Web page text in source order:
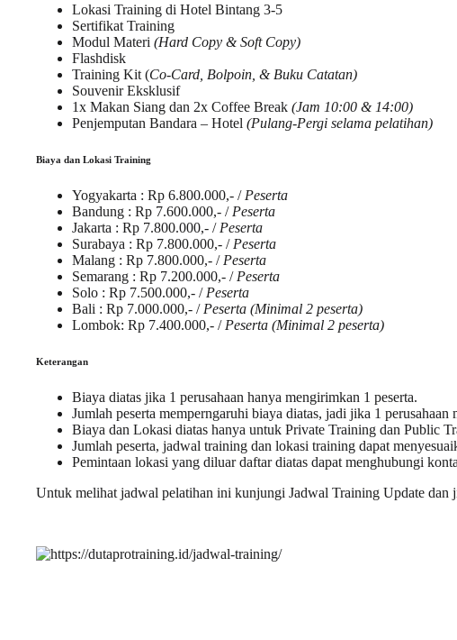
Lokasi Training di Hotel Bintang 3-5
Sertifikat Training
Modul Materi (Hard Copy & Soft Copy)
Flashdisk
Training Kit (Co-Card, Bolpoin, & Buku Catatan)
Souvenir Eksklusif
1x Makan Siang dan 2x Coffee Break (Jam 10:00 & 14:00)
Penjemputan Bandara – Hotel (Pulang-Pergi selama pelatihan)
Biaya dan Lokasi Training
Yogyakarta : Rp 6.800.000,- / Peserta
Bandung : Rp 7.600.000,- / Peserta
Jakarta : Rp 7.800.000,- / Peserta
Surabaya : Rp 7.800.000,- / Peserta
Malang : Rp 7.800.000,- / Peserta
Semarang : Rp 7.200.000,- / Peserta
Solo : Rp 7.500.000,- / Peserta
Bali : Rp 7.000.000,- / Peserta (Minimal 2 peserta)
Lombok: Rp 7.400.000,- / Peserta (Minimal 2 peserta)
Keterangan
Biaya diatas jika 1 perusahaan hanya mengirimkan 1 peserta.
Jumlah peserta memperngaruhi biaya diatas, jadi jika 1
Biaya dan Lokasi diatas hanya untuk Private Training dan Public
Jumlah peserta, jadwal training dan lokasi training dapat
Pemintaan lokasi yang diluardaftardiatas dapat menghubungi
Untuk melihat jadwal pelatihan ini kunjungi Jadwal Training Update dan